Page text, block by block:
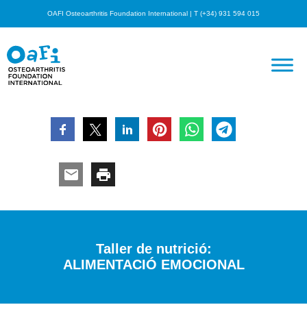
OAFI Osteoarthritis Foundation International | T (+34) 931 594 015
Taller de nutrició:
ALIMENTACIÓ EMOCIONAL